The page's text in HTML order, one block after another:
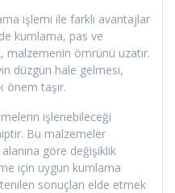
işlemi ile farklı avantajlar
kumlama, pas ve
malzemenin ömrünü uzatır.
düzgün hale gelmesi,
önem taşır.
işlenebileceği
Bu malzemeler
göre değişiklik
için uygun kumlama
sonuçları elde etmek